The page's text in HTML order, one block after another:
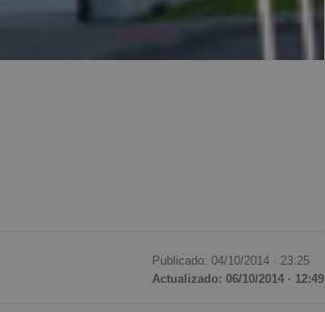
Publicado: 04/10/2014 · 23:25
Actualizado: 06/10/2014 · 12:49